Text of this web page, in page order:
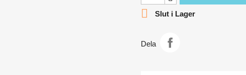
 Slut i Lager
Dela